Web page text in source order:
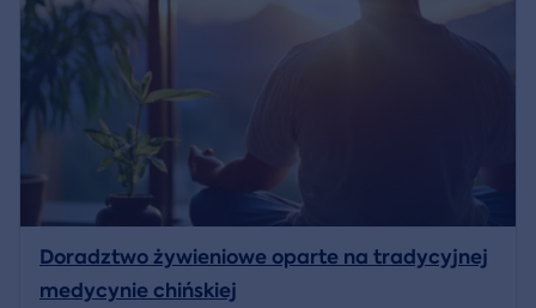
Doradztwo żywieniowe oparte na tradycyjnej
medycynie chińskiej